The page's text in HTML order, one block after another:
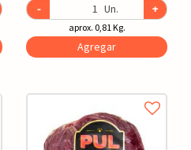
- Un. +
aprox. 0,81 Kg.
Agregar